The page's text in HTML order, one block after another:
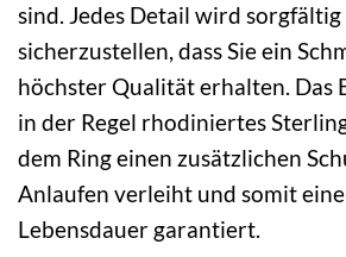
sind. Jedes Detail wird
sicherzustellen, dass Sie ein
höchster Qualität erhalten. Das
in der Regel rhodiniertes
dem Ring einen zusätzlichen
Anlaufen verleiht und somit
Lebensdauer garantiert.